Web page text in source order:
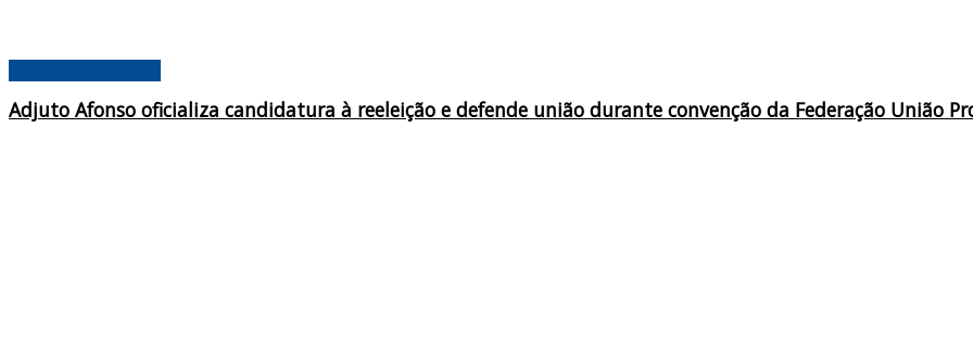
Adjuto Afonso oficializa candidatura à reeleição e defende união durante convenção da Federação União